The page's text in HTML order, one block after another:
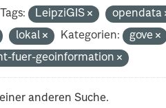
Tags: LeipziGIS
opendata
lokal Kategorien: gove
fuer-geoinformation
anderen Suche.